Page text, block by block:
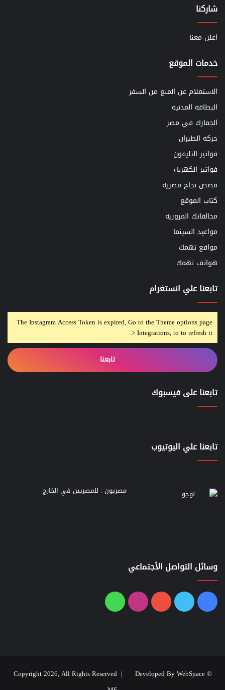
شاركنا
اعلن معنا
خدمات الموقع
الاستعلام عن المنع من السفر
البطاقه المدنيه
الجمارك في مصر
حركه الطيران
فواتير التليفون
فواتير الكهرباء
قصص نجاح مصريه
كتاب الموقع
مخالفاتك المروريه
مواعيد السينما
مواقع تهمك
هواتف تهمك
تابعنا علي انستغرام
The Instagram Access Token is expired, Go to the Theme options page
> Integrations, to to refresh it.
تابعنا
تابعنا على فيسبوك
تابعنا علي اليوتيوب
مصريون : للمصريين في الخارج
وسائل التواصل الأجتماعي
فيسبوك
تويتر يوتيوبانستقرامواتساب
© Copyright 2026, All Rights Reserved |
Developed By WebSpace